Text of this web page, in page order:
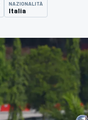
NAZIONALITÀ
Italia